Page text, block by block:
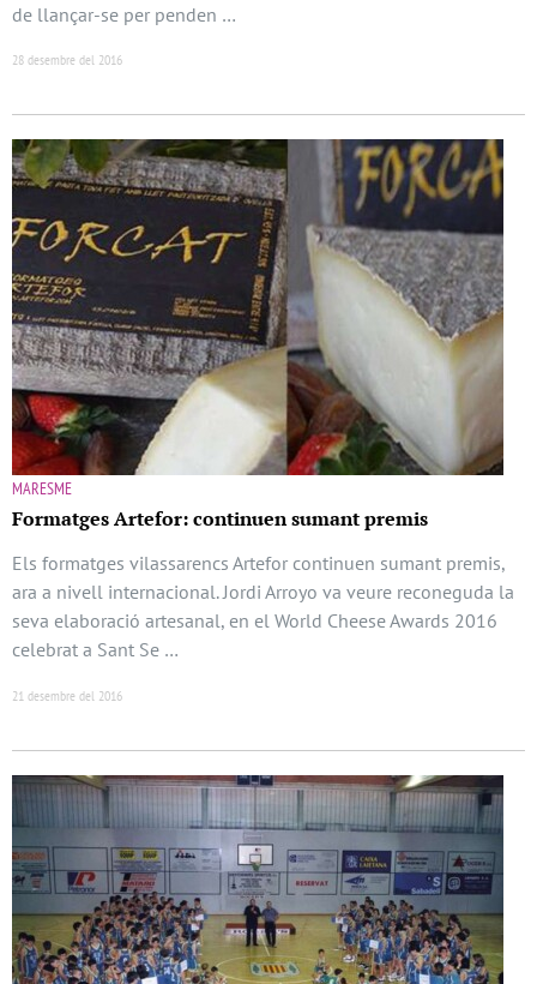
de llançar-se per penden …
28 desembre del 2016
MARESME
Formatges Artefor: continuen sumant premis
Els formatges vilassarencs Artefor continuen sumant premis,
ara a nivell internacional. Jordi Arroyo va veure reconeguda la
seva elaboració artesanal, en el World Cheese Awards 2016
celebrat a Sant Se …
21 desembre del 2016